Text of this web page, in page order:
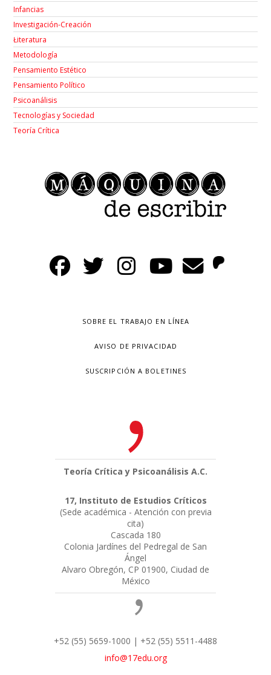
Infancias
Investigación-Creación
Łiteratura
Metodología
Pensamiento Estético
Pensamiento Político
Psicoanálisis
Tecnologías y Sociedad
Teoría Crítica
SOBRE EL TRABAJO EN LÍNEA
AVISO DE PRIVACIDAD
SUSCRIPCIÓN A BOLETINES
Teoría Crítica y Psicoanálisis A.C.
17, Instituto de Estudios Críticos
(Sede académica - Atención con previa
cita)
Cascada 180
Colonia Jardínes del Pedregal de San
Ángel
Alvaro Obregón, CP 01900, Ciudad de
México
+52 (55) 5659-1000 | +52 (55) 5511-4488
info@17edu.org